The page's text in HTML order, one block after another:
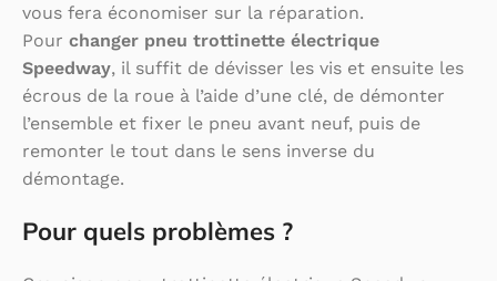
vous fera économiser sur la réparation.
Pour changer pneu trottinette électrique
Speedway, il suffit de dévisser les vis et ensuite les
écrous de la roue à l’aide d’une clé, de démonter
l’ensemble et fixer le pneu avant neuf, puis de
remonter le tout dans le sens inverse du
démontage.
Pour quels problèmes ?